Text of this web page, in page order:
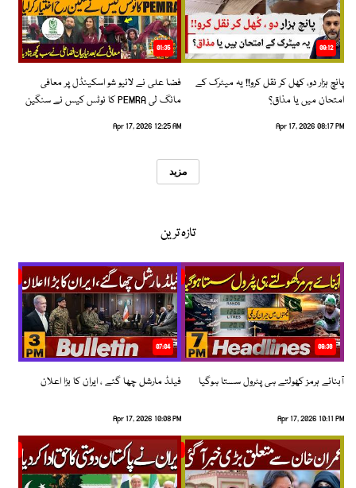
09:12
پانچ ہزار دو، کھل کر نقل کرو!! یہ میٹرک کے
امتحان میں یا مذاق؟
Apr 17, 2026 08:17 PM
01:35
فضا علی نے لائیو شو اسکینڈل پر معافی
مانگ لی PEMRA کا نوٹس کیس نے سنگین
Apr 17, 2026 12:25 AM
مزید
تازہ ترین
08:36
آبنائے ہرمز کھولتے ہی پٹرول سستا ہوگیا
Apr 17, 2026 10:11 PM
07:04
فیلڈ مارشل چھا گئے ، ایران کا بڑا اعلان
Apr 17, 2026 10:08 PM